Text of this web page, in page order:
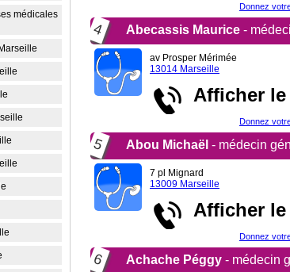
médicales
Donnez
4 Abecassis Maurice -
av Prosper Mérimée
13014 Marseille
Afficher
Donnez
5 Abou Michaël - médecin
7 pl Mignard
13009 Marseille
Afficher
Donnez
6 Achache Péggy - médecin